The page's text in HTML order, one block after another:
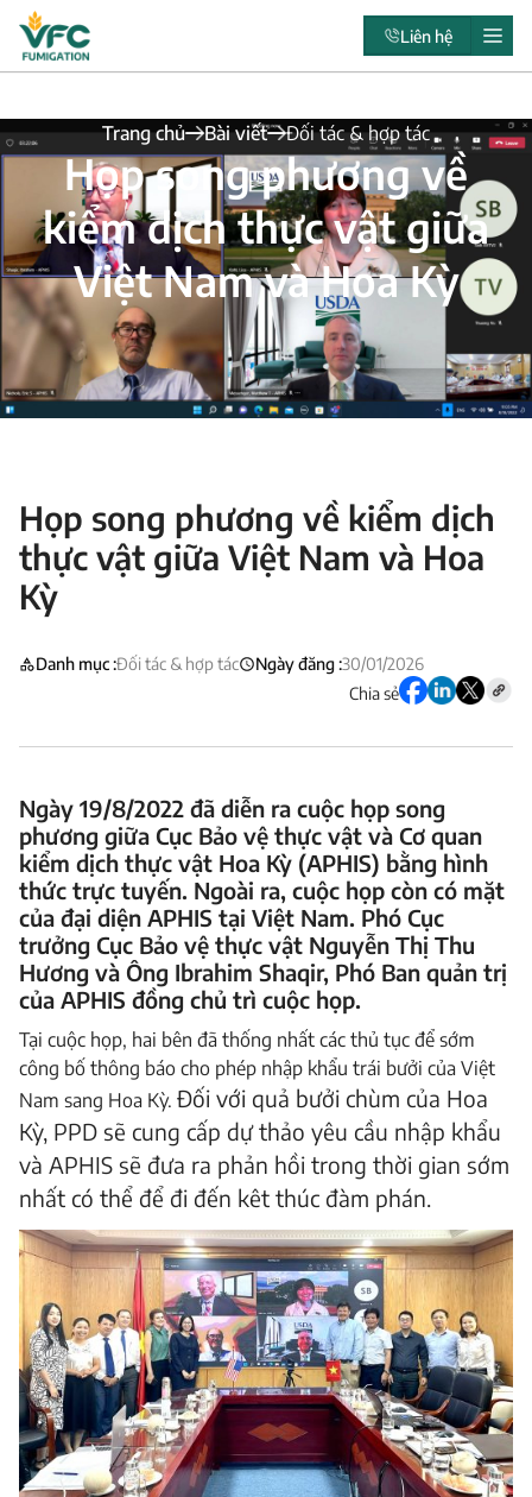
Liên hệ
Trang chủ Bài viết Đối tác & hợp tác
Họp song phương về
kiểm dịch thực vật giữa
Việt Nam và Hoa Kỳ
Họp song phương về kiểm dịch
thực vật giữa Việt Nam và Hoa
Kỳ
Danh mục :Đối tác & hợp tác Ngày đăng :30/01/2026
Chia sẻ
Ngày 19/8/2022 đã diễn ra cuộc họp song
phương giữa Cục Bảo vệ thực vật và Cơ quan
kiểm dịch thực vật Hoa Kỳ (APHIS) bằng hình
thức trực tuyến. Ngoài ra, cuộc họp còn có mặt
của đại diện APHIS tại Việt Nam. Phó Cục
trưởng Cục Bảo vệ thực vật Nguyễn Thị Thu
Hương và Ông Ibrahim Shaqir, Phó Ban quản trị
của APHIS đồng chủ trì cuộc họp.
Tại cuộc họp, hai bên đã thống nhất các thủ tục để sớm
công bố thông báo cho phép nhập khẩu trái bưởi của Việt
Nam sang Hoa Kỳ. Đối với quả bưởi chùm của Hoa
Kỳ, PPD sẽ cung cấp dự thảo yêu cầu nhập khẩu
và APHIS sẽ đưa ra phản hồi trong thời gian sớm
nhất có thể để đi đến kêt thúc đàm phán.